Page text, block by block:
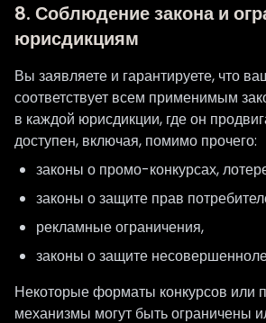
8. Соблюдение закона и
юрисдикциям
Вы заявляете и гарантируете, что
соответствует всем применимым
в каждой юрисдикции, где он
доступен, включая, помимо прочего:
законы о промо-конкурсах,
законы о защите прав
рекламные ограничения,
законы о защите
Некоторые форматы конкурсов или
механизмы могут быть ограничены